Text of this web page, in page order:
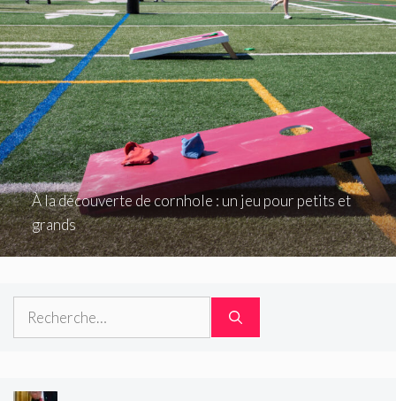
À la découverte de cornhole : un jeu pour petits et
grands
Rechercher :